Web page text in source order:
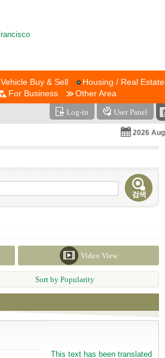
Vehicle Buy & Sell Housing / Real Estate
For Business Other Area
Log-in User Panel
2026
Video View
Sort by Popularity